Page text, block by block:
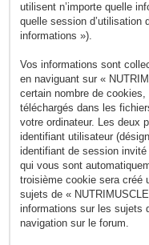
utilisent n’importe quelle
quelle session d’utilisation
informations »).
Vos informations sont
en naviguant sur «
certain nombre de
téléchargés dans les
votre ordinateur. Les deux
identifiant utilisateur
identifiant de session
qui vous sont
troisième cookie sera créé
sujets de «
informations sur les sujets
navigation sur le forum.